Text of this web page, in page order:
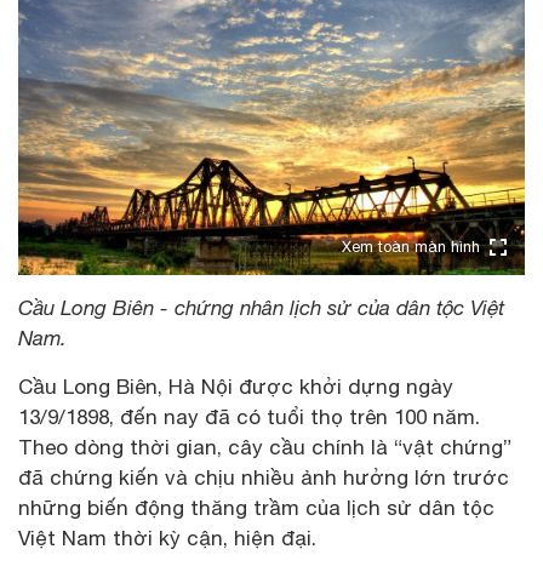
Xem toàn màn hình
Cầu Long Biên - chứng nhân lịch sử của dân tộc Việt
Nam.
Cầu Long Biên, Hà Nội được khởi dựng ngày
13/9/1898, đến nay đã có tuổi thọ trên 100 năm.
Theo dòng thời gian, cây cầu chính là “vật chứng”
đã chứng kiến và chịu nhiều ảnh hưởng lớn trước
những biến động thăng trầm của lịch sử dân tộc
Việt Nam thời kỳ cận, hiện đại.